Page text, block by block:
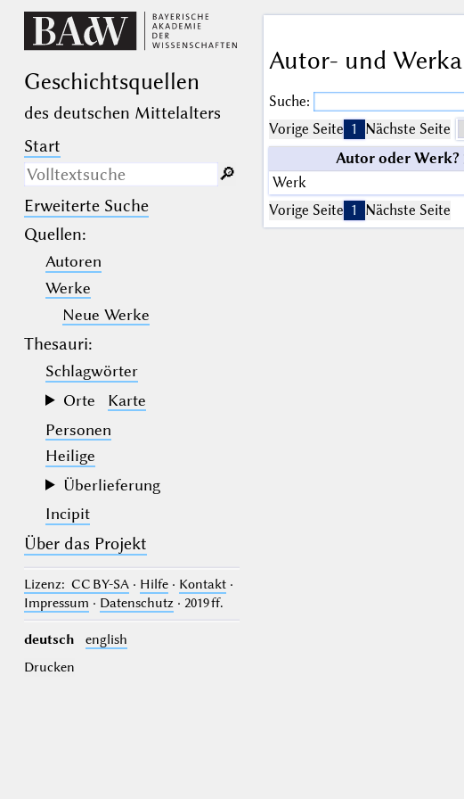
Geschichts­quellen
des deutschen Mittelalters
Start
Nur in Beschreibungs­texten
suchen
(der Unterstrich) ist Platzhalter für
genau ein Zeichen.
(das Prozentzeichen) ist Platzhalter
für kein, ein oder mehr als ein
Zeichen.
🔎︎
Erweiterte Suche
Quellen:
Autoren
Werke
Neue Werke
Thesauri:
Schlagwörter
Orte
Karte
Personen
Heilige
Überlieferung
Incipit
Über das Projekt
Lizenz: CC BY-SA· Hilfe· Kontakt·
Impressum · Datenschutz· 2019 ff.
deutsch
english
Drucken
Autor- und
Suche:
Vorige Seite 1 Nächste Seite
Autor oder Werk?
Werk
Vorige Seite 1 Nächste Seite